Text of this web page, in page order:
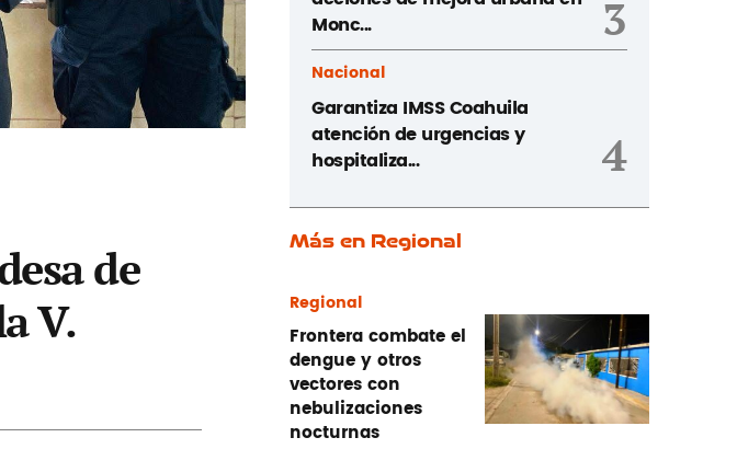
de
V.
Monc...
3
Nacional
Garantiza IMSS Coahuila
atención de urgencias y
hospitaliza...
4
Más en Regional
Regional
Frontera combate el
dengue y otros
vectores con
nebulizaciones
nocturnas